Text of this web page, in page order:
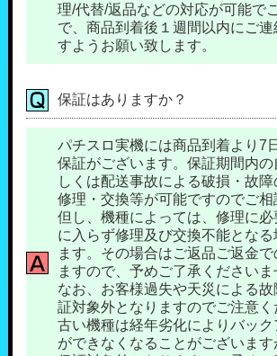
理/代替/返品などの対応が可能で
で、商品到着後１週間以内にご連
すようお願い致します。
保証はありますか？
パチスロ実機には商品到着より7
保証がございます。保証期間内の
しくは配送事故による破損・故
修理・交換等が可能ですのでご相
但し、機種によっては、修理に
に入らず修理及び交換不能とな
ます。その場合はご返品ご返金で
ますので、予めご了承くださいま
なお、お客様過失や天災による
証対象外となりますのでご注意く
古い機種は経年劣化によりバッ
ができなくなることがございます